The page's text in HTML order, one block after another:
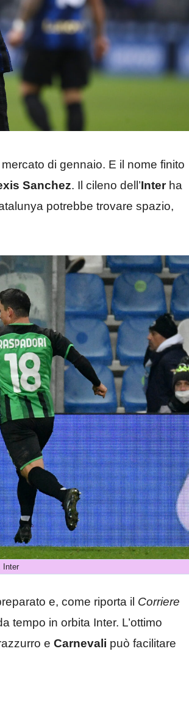
di gennaio. E il nome finito
Sanchez. Il cileno dell’Interha
potrebbe trovare spazio,
Inter
e, come riporta il Corriere
tempo in orbita Inter. L’ottimo
e Carnevali può facilitare